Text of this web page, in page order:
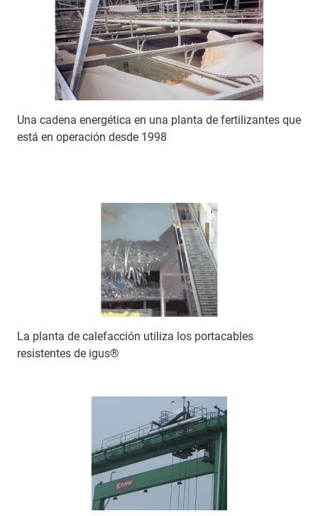
Una cadena energética en una planta de fertilizantes que
está en operación desde 1998
La planta de calefacción utiliza los portacables
resistentes de igus®